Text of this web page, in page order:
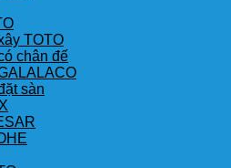
TOTO
chân đế
sàn